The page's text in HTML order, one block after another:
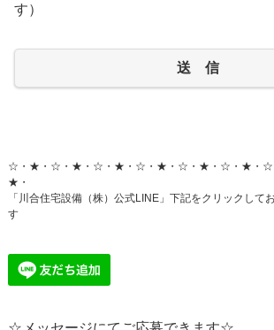
す）
送 信
☆・★・☆・★・☆・★・☆・★・☆・★・☆・★・☆
★・
「川合住宅設備（株）公式LINE」下記をクリックして
す